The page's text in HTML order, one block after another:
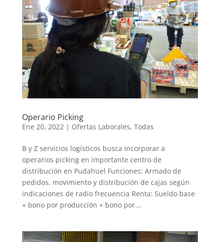
Operario Picking
Ene 20, 2022| Ofertas Laborales, Todas
B y Z servicios logísticos busca incorporar a
operarios picking en importante centro de
distribución en Pudahuel Funciones: Armado de
pedidos, movimiento y distribución de cajas según
indicaciones de radio frecuencia Renta: Sueldo base
+ bono por producción + bono por...